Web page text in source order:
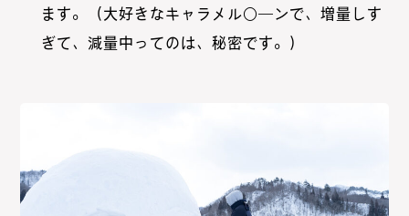
ます。（大好きなキャラメル○―ンで、増量しす
ぎて、減量中ってのは、秘密です。）